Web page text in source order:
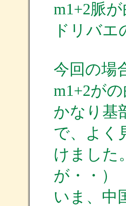
m1+2脈
ドリバ
今回の場
m1+2が
かなり基
で、よく
けました
が・・）
いま、中